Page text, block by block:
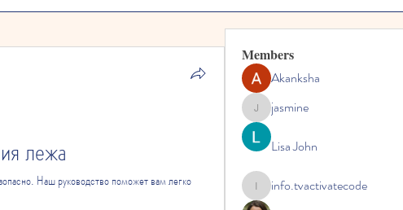
лежа
Наш руководство поможет вам легко
Members
Akanksha
jasminejasmine
Lisa John
info.tvactivatecode
info.tvactivatecode